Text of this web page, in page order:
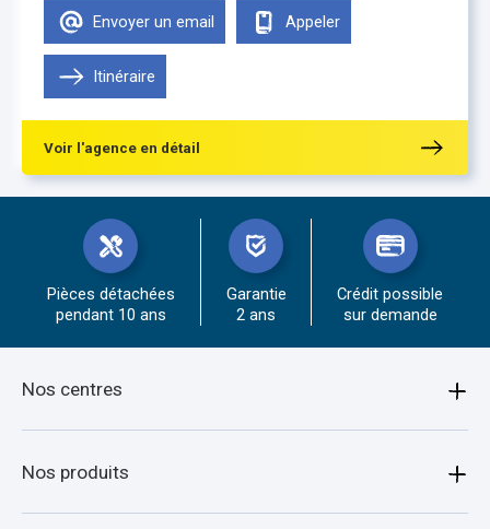
Mardi
9h00-12h00 , 13h30-18h00
Mercredi 9h00-12h00 , 13h30-18h00
Jeudi 9h00-12h00 , 13h30-18h00
Vendredi
9h00-12h00 , 13h30-18h00
Samedi Fermé
Envoyer un email Appeler
Itinéraire
Voir l'agence en détail
Pièces détachées
pendant 10 ans
Garantie
2 ans
Crédit possible
sur demande
Nos centres
Amiens
Nos produits